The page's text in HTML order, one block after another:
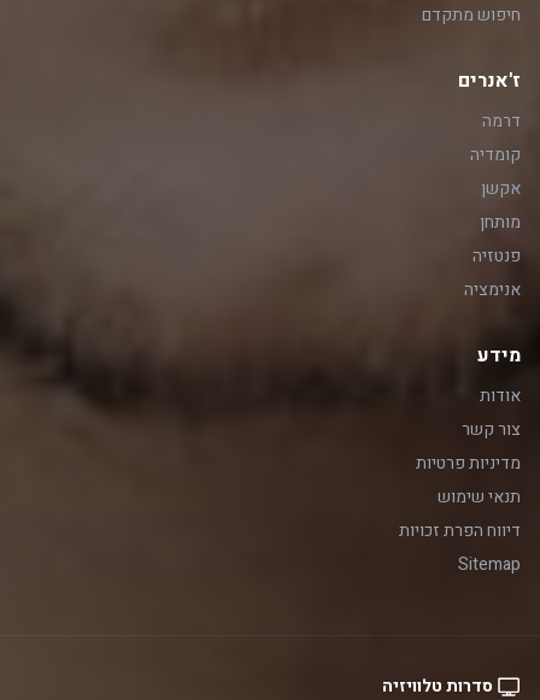
חיפוש מתקדם
ז'אנרים
דרמה
קומדיה
אקשן
מותחן
פנטזיה
אנימציה
מידע
אודות
צור קשר
מדיניות פרטיות
תנאי שימוש
דיווח הפרת זכויות
Sitemap
סדרות טלוויזיה